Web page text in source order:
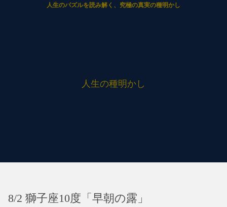
人生の種明かし
人生のパズルを読み解く、究極の真実の種明かし
8/2 獅子座10度「早朝の露」